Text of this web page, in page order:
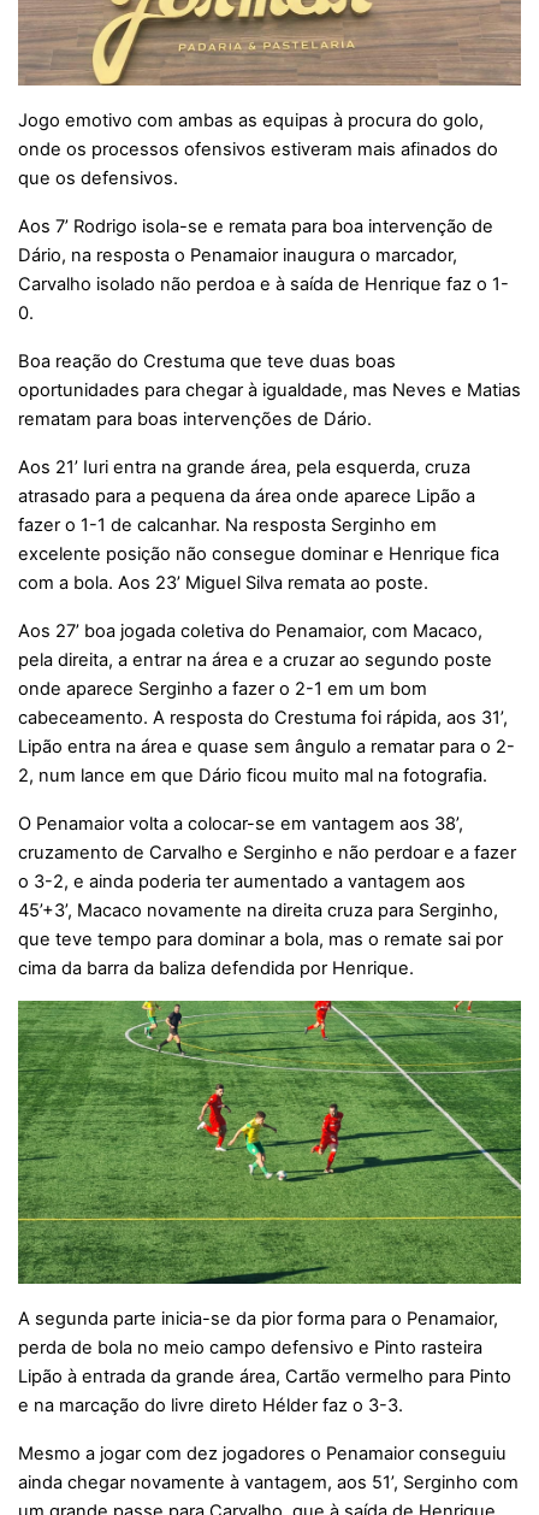
Jogo emotivo com ambas as equipas à procura do golo,
onde os processos ofensivos estiveram mais afinados do
que os defensivos.
Aos 7’ Rodrigo isola-se e remata para boa intervenção de
Dário, na resposta o Penamaior inaugura o marcador,
Carvalho isolado não perdoa e à saída de Henrique faz o 1-
0.
Boa reação do Crestuma que teve duas boas
oportunidades para chegar à igualdade, mas Neves e Matias
rematam para boas intervenções de Dário.
Aos 21’ Iuri entra na grande área, pela esquerda, cruza
atrasado para a pequena da área onde aparece Lipão a
fazer o 1-1 de calcanhar. Na resposta Serginho em
excelente posição não consegue dominar e Henrique fica
com a bola. Aos 23’ Miguel Silva remata ao poste.
Aos 27’ boa jogada coletiva do Penamaior, com Macaco,
pela direita, a entrar na área e a cruzar ao segundo poste
onde aparece Serginho a fazer o 2-1 em um bom
cabeceamento. A resposta do Crestuma foi rápida, aos 31’,
Lipão entra na área e quase sem ângulo a rematar para o 2-
2, num lance em que Dário ficou muito mal na fotografia.
O Penamaior volta a colocar-se em vantagem aos 38’,
cruzamento de Carvalho e Serginho e não perdoar e a fazer
o 3-2, e ainda poderia ter aumentado a vantagem aos
45’+3’, Macaco novamente na direita cruza para Serginho,
que teve tempo para dominar a bola, mas o remate sai por
cima da barra da baliza defendida por Henrique.
A segunda parte inicia-se da pior forma para o Penamaior,
perda de bola no meio campo defensivo e Pinto rasteira
Lipão à entrada da grande área, Cartão vermelho para Pinto
e na marcação do livre direto Hélder faz o 3-3.
Mesmo a jogar com dez jogadores o Penamaior conseguiu
ainda chegar novamente à vantagem, aos 51’, Serginho com